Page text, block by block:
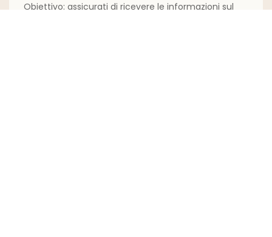
Obiettivo: assicurati di ricevere le informazioni sul